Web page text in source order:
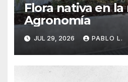
Flora nativa en
Agronomía
JUL 29, 2026 PABLO L.